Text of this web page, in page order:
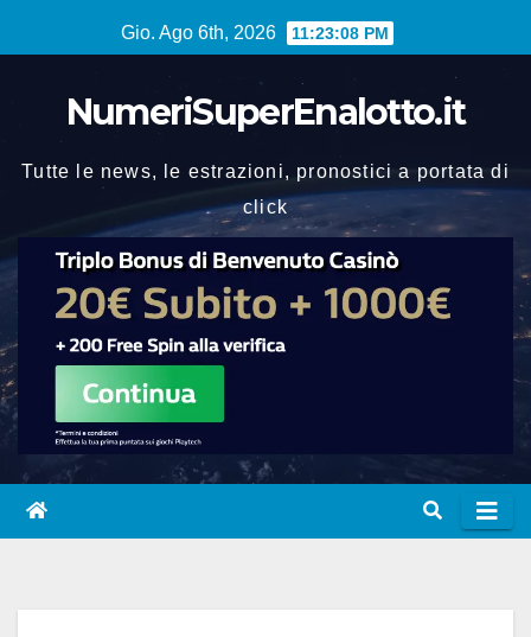
al
Gio. Ago 6th, 2026 11:23:09 PM
NumeriSuperEnalotto.it
Tutte le news, le estrazioni, pronostici a portata di
click